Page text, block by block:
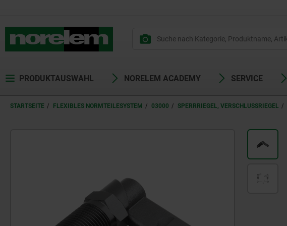
PRODUKTAUSWAHL NORELEM ACADEMY SERVICE
STARTSEITE FLEXIBLES NORMTEILESYSTEM 03000 SPERRRIEGEL, VERSCHLUSSRIEGEL